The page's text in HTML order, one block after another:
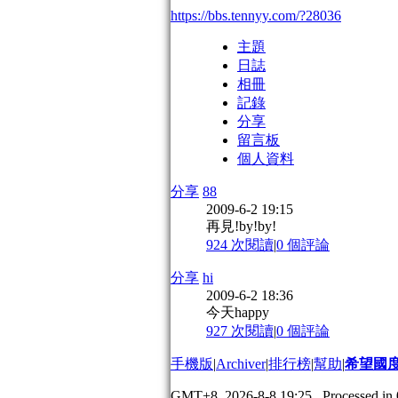
https://bbs.tennyy.com/?28036
主題
日誌
相冊
記錄
分享
留言板
個人資料
分享 88
2009-6-2 19:15
再見!by!by!
924 次閱讀|0 個評論
分享 hi
2009-6-2 18:36
今天happy
927 次閱讀|0 個評論
手機版|Archiver|排行榜|幫助|希望國